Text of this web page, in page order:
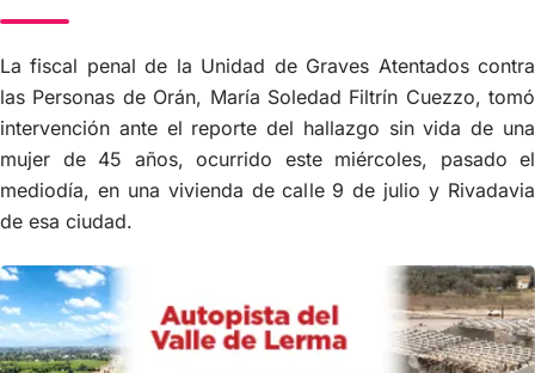
La fiscal penal de la Unidad de Graves Atentados contra
las Personas de Orán, María Soledad Filtrín Cuezzo, tomó
intervención ante el reporte del hallazgo sin vida de una
mujer de 45 años, ocurrido este miércoles, pasado el
mediodía, en una vivienda de calle 9 de julio y Rivadavia
de esa ciudad.